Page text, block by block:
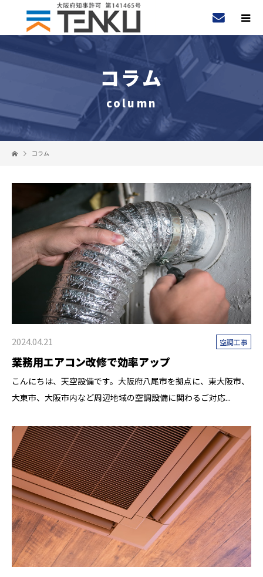
コラム
column
コラム
2024.04.21 空調工事
業務用エアコン改修で効率アップ
こんにちは、天空設備です。大阪府八尾市を拠点に、東大阪市、
大東市、大阪市内など周辺地域の空調設備に関わるご対応...